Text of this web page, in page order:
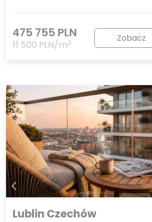
475 755 PLN
11 500 PLN/m2 Zobacz
Lublin Czechów